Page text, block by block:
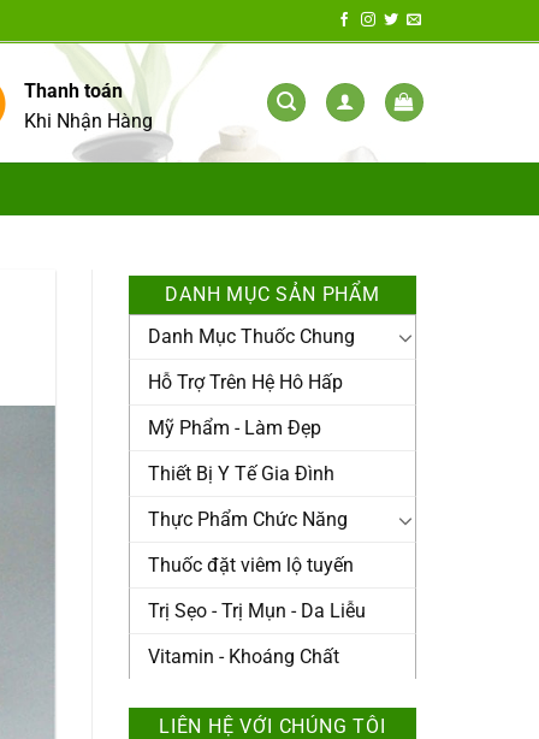
Thanh toán
Khi Nhận Hàng
DANH MỤC SẢN PHẨM
Danh Mục Thuốc Chung
Hỗ Trợ Trên Hệ Hô Hấp
Mỹ Phẩm - Làm Đẹp
Thiết Bị Y Tế Gia Đình
Thực Phẩm Chức Năng
Thuốc đặt viêm lộ tuyến
Trị Sẹo - Trị Mụn - Da Liễu
Vitamin - Khoáng Chất
LIÊN HỆ VỚI CHÚNG TÔI